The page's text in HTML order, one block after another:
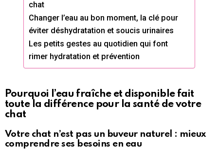
chat
Changer l’eau au bon moment, la clé pour
éviter déshydratation et soucis urinaires
Les petits gestes au quotidien qui font
rimer hydratation et prévention
Pourquoi l’eau fraîche et disponible fait
toute la différence pour la santé de votre
chat
Votre chat n’est pas un buveur naturel : mieux
comprendre ses besoins en eau